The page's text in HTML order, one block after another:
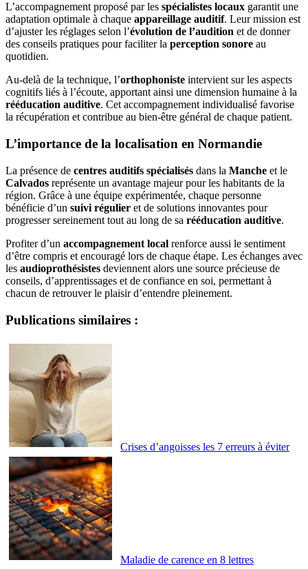
L’accompagnement proposé par les spécialistes locaux garantit une
adaptation optimale à chaque appareillage auditif. Leur mission est
d’ajuster les réglages selon l’évolution de l’audition et de donner
des conseils pratiques pour faciliter la perception sonore au
quotidien.
Au-delà de la technique, l’orthophoniste intervient sur les aspects
cognitifs liés à l’écoute, apportant ainsi une dimension humaine à la
rééducation auditive. Cet accompagnement individualisé favorise
la récupération et contribue au bien-être général de chaque patient.
L’importance de la localisation en Normandie
La présence de centres auditifs spécialisés dans la Manche et le
Calvados représente un avantage majeur pour les habitants de la
région. Grâce à une équipe expérimentée, chaque personne
bénéficie d’un suivi régulier et de solutions innovantes pour
progresser sereinement tout au long de sa rééducation auditive.
Profiter d’un accompagnement local renforce aussi le sentiment
d’être compris et encouragé lors de chaque étape. Les échanges avec
les audioprothésistes deviennent alors une source précieuse de
conseils, d’apprentissages et de confiance en soi, permettant à
chacun de retrouver le plaisir d’entendre pleinement.
Publications similaires :
Crises d’angoisses les 7 erreurs à éviter
Maladie de carence en 8 lettres